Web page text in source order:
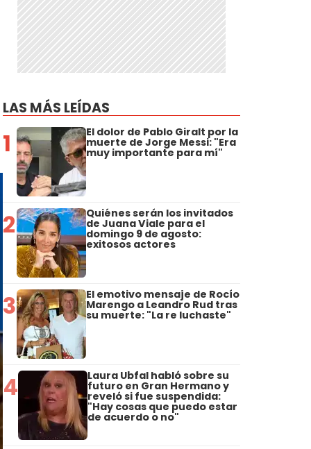
LAS MÁS LEÍDAS
1 El dolor de Pablo Giralt por la
muerte de Jorge Messi: "Era
muy importante para mí"
2 Quiénes serán los invitados
de Juana Viale para el
domingo 9 de agosto:
exitosos actores
3 El emotivo mensaje de Rocío
Marengo a Leandro Rud tras
su muerte: "La re luchaste"
4 Laura Ubfal habló sobre su
futuro en Gran Hermano y
reveló si fue suspendida:
"Hay cosas que puedo estar
de acuerdo o no"